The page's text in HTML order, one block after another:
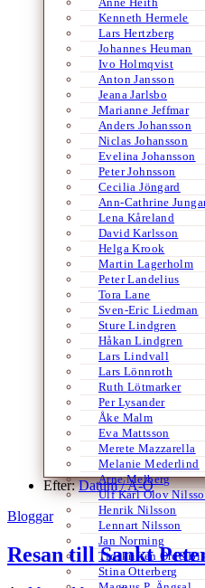
Kenneth Hermele
Lars Hertzberg
Johannes Heuman
Ivo Holmqvist
Anton Jansson
Jeana Jarlsbo
Marianne Jeffmar
Anders Johansson
Niclas Johansson
Evelina Johansson
Peter Johnsson
Cecilia Jöngard
Ann-Cathrine
Lena Kåreland
David Karlsson
Helga Krook
Martin Lagerholm
Peter Landelius
Tora Lane
Sven-Eric Liedman
Sture Lindgren
Håkan Lindgren
Lars Lindvall
Lars Lönnroth
Ruth Lötmarker
Per Lysander
Åke Malm
Eva Mattsson
Merete Mazzarella
Melanie Mederlind
Arne Melberg
Ulf Karl Olov
Henrik Nilsson
Lennart Nilsson
Jan Norming
Tidskriften
Stina Otterberg
Efter:Datum /A-Ö
Bloggar
Resan till Sankt